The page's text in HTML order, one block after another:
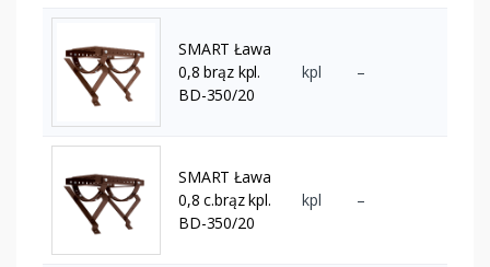
SMART Ława
0,8 brąz kpl.
BD-350/20
kpl –
SMART Ława
0,8 c.brąz kpl.
BD-350/20
kpl –